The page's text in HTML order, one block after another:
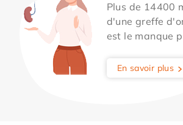
Plus de 14400
d'une greffe
est le manque
En savoir plus